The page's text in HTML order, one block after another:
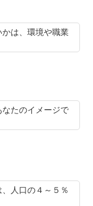
は、環境や職業
たのイメージで
人口の４～５％